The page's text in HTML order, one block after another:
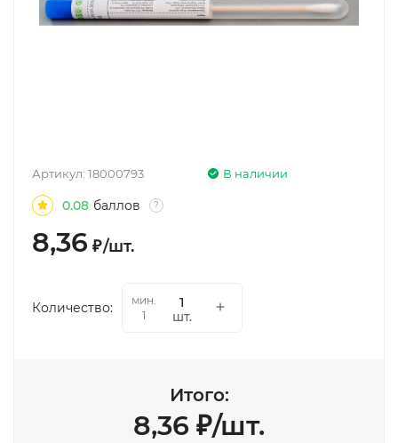
В наличии
Артикул: 18000793
0.08 баллов ?
8,36 ₽/шт.
Количество:
мин.
1
шт.
Итого:
8,36 ₽/шт.